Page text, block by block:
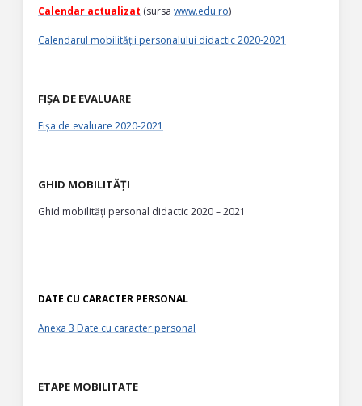
Calendar actualizat (sursa www.edu.ro)
Calendarul mobilității personalului didactic 2020-2021
FIȘA DE EVALUARE
Fișa de evaluare 2020-2021
GHID MOBILITĂȚI
Ghid mobilități personal didactic 2020 – 2021
DATE CU CARACTER PERSONAL
Anexa 3 Date cu caracter personal
ETAPE MOBILITATE